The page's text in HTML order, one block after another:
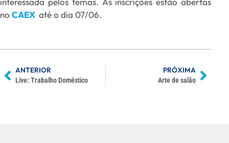
no CAEX até o dia 07/06.
ANTERIOR
Live: Trabalho Doméstico
PRÓXIMA
Arte de salão